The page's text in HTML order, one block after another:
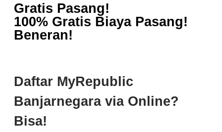
Gratis Pasang!
100% Gratis Biaya Pasang!
Beneran!
Daftar MyRepublic
Banjarnegara via Online?
Bisa!